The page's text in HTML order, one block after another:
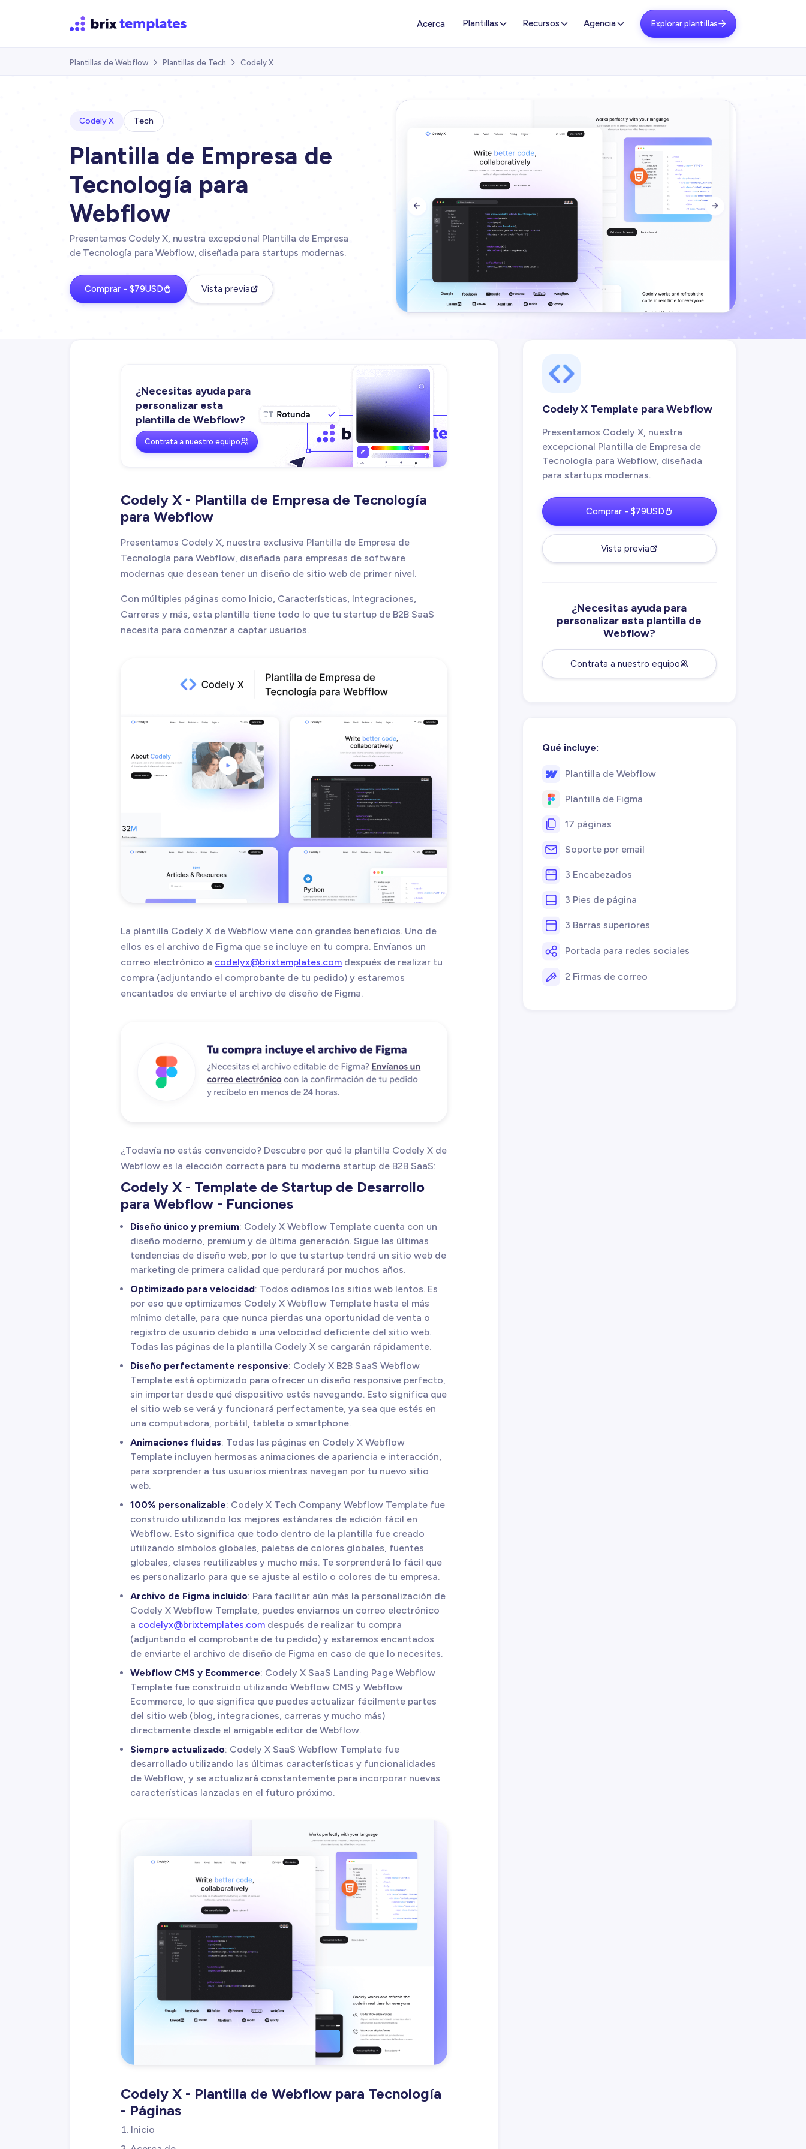
Acerca Plantillas Recursos Agencia Explorar plantillas
Plantillas de Webflow  Plantillas de Tech  Codely X
Codely X Tech
Plantilla de Empresa de
Tecnología para
Webflow
Presentamos Codely X, nuestra excepcional Plantilla de Empresa
de Tecnología para Webflow, diseñada para startups modernas.
Comprar - $79USD Vista previa
 
¿Necesitas ayuda para
personalizar esta
plantilla de Webflow?
Contrata a nuestro equipo
Codely X - Plantilla de Empresa de Tecnología
para Webflow
Presentamos Codely X, nuestra exclusiva Plantilla de Empresa de
Tecnología para Webflow, diseñada para empresas de software
modernas que desean tener un diseño de sitio web de primer nivel.
Con múltiples páginas como Inicio, Características, Integraciones,
Carreras y más, esta plantilla tiene todo lo que tu startup de B2B SaaS
necesita para comenzar a captar usuarios.
La plantilla Codely X de Webflow viene con grandes beneficios. Uno de
ellos es el archivo de Figma que se incluye en tu compra. Envíanos un
correo electrónico a codelyx@brixtemplates.com después de realizar tu
compra (adjuntando el comprobante de tu pedido) y estaremos
encantados de enviarte el archivo de diseño de Figma.
¿Todavía no estás convencido? Descubre por qué la plantilla Codely X de
Webflow es la elección correcta para tu moderna startup de B2B SaaS:
Codely X - Template de Startup de Desarrollo
para Webflow - Funciones
Diseño único y premium: Codely X Webflow Template cuenta con un
diseño moderno, premium y de última generación. Sigue las últimas
tendencias de diseño web, por lo que tu startup tendrá un sitio web de
marketing de primera calidad que perdurará por muchos años.
Optimizado para velocidad: Todos odiamos los sitios web lentos. Es
por eso que optimizamos Codely X Webflow Template hasta el más
mínimo detalle, para que nunca pierdas una oportunidad de venta o
registro de usuario debido a una velocidad deficiente del sitio web.
Todas las páginas de la plantilla Codely X se cargarán rápidamente.
Diseño perfectamente responsive: Codely X B2B SaaS Webflow
Template está optimizado para ofrecer un diseño responsive perfecto,
sin importar desde qué dispositivo estés navegando. Esto significa que
el sitio web se verá y funcionará perfectamente, ya sea que estés en
una computadora, portátil, tableta o smartphone.
Animaciones fluidas: Todas las páginas en Codely X Webflow
Template incluyen hermosas animaciones de apariencia e interacción,
para sorprender a tus usuarios mientras navegan por tu nuevo sitio
web.
100% personalizable: Codely X Tech Company Webflow Template fue
construido utilizando los mejores estándares de edición fácil en
Webflow. Esto significa que todo dentro de la plantilla fue creado
utilizando símbolos globales, paletas de colores globales, fuentes
globales, clases reutilizables y mucho más. Te sorprenderá lo fácil que
es personalizarlo para que se ajuste al estilo o colores de tu empresa.
Archivo de Figma incluido: Para facilitar aún más la personalización de
Codely X Webflow Template, puedes enviarnos un correo electrónico
a codelyx@brixtemplates.com después de realizar tu compra
(adjuntando el comprobante de tu pedido) y estaremos encantados
de enviarte el archivo de diseño de Figma en caso de que lo necesites.
Webflow CMS y Ecommerce: Codely X SaaS Landing Page Webflow
Template fue construido utilizando Webflow CMS y Webflow
Ecommerce, lo que significa que puedes actualizar fácilmente partes
del sitio web (blog, integraciones, carreras y mucho más)
directamente desde el amigable editor de Webflow.
Siempre actualizado: Codely X SaaS Webflow Template fue
desarrollado utilizando las últimas características y funcionalidades
de Webflow, y se actualizará constantemente para incorporar nuevas
características lanzadas en el futuro próximo.
Codely X - Plantilla de Webflow para Tecnología
- Páginas
Inicio
Codely X Template para Webflow
Presentamos Codely X, nuestra
excepcional Plantilla de Empresa de
Tecnología para Webflow, diseñada
para startups modernas.
Comprar - $79USD
Vista previa
¿Necesitas ayuda para
personalizar esta plantilla de
Webflow?
Contrata a nuestro equipo
Qué incluye:
Plantilla de Webflow
Plantilla de Figma
17 páginas
Soporte por email
3 Encabezados
3 Pies de página
3 Barras superiores
Portada para redes sociales
2 Firmas de correo